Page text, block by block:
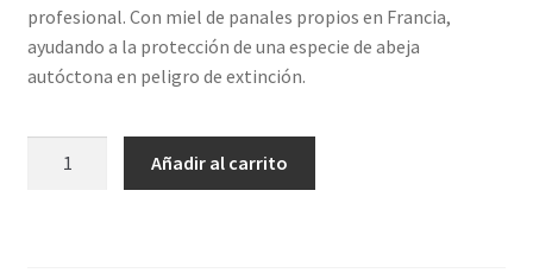
profesional. Con miel de panales propios en Francia,
ayudando a la protección de una especie de abeja
autóctona en peligro de extinción.
Añadir al carrito